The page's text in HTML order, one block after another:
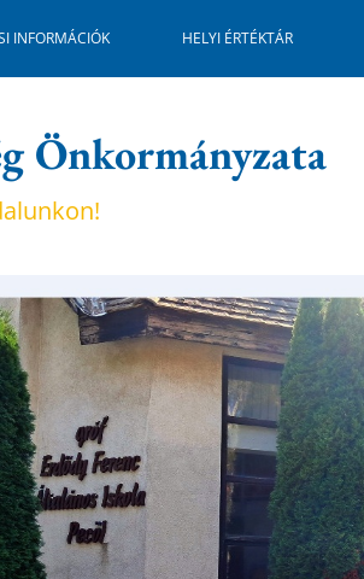
INFORMÁCIÓK HELYI ÉRTÉKTÁR
Önkormányzata